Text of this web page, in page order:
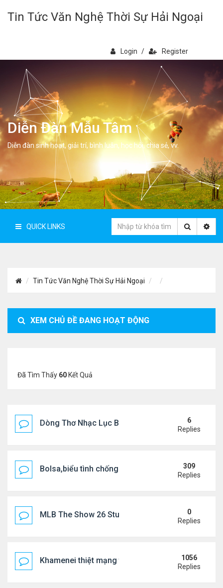
Tin Tức Văn Nghệ Thời Sự Hải Ngoại
Login / Register
Diễn Đàn Mẫu Tâm
Diễn đàn sinh hoạt, giải trí, bình luân, học hỏi, chia sẻ, vv.
QUICK LINKS
Tin Tức Văn Nghệ Thời Sự Hải Ngoại
XEM CHỦ ĐỀ ĐANG HOẠT ĐỘNG
Đã Tìm Thấy 60 Kết Quả
Dòng Thơ Nhạc Lục Bát Trích Đoạn - Gõ Google:
6
Replies
Bolsa,biểu tình chống ca nô.
309
Replies
MLB The Show 26 Stubs Tips for Efficient
0
Replies
Khamenei thiệt mạng trong cuộc tấn công phối
1056
Replies